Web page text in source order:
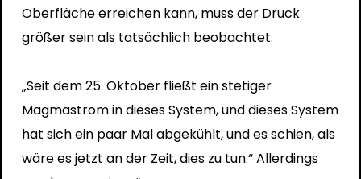
Oberfläche erreichen kann, muss der Druck
größer sein als tatsächlich beobachtet.
„Seit dem 25. Oktober fließt ein stetiger
Magmastrom in dieses System, und dieses System
hat sich ein paar Mal abgekühlt, und es schien, als
wäre es jetzt an der Zeit, dies zu tun.“ Allerdings